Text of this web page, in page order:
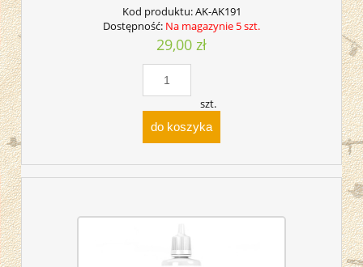
Kod produktu:AK-AK191
Dostępność: Na magazynie 5 szt.
29,00 zł
szt.
do koszyka